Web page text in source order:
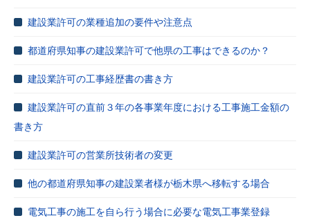
建設業許可の業種追加の要件や注意点
都道府県知事の建設業許可で他県の工事はできるのか？
建設業許可の工事経歴書の書き方
建設業許可の直前３年の各事業年度における工事施工金額の
書き方
建設業許可の営業所技術者の変更
他の都道府県知事の建設業者様が栃木県へ移転する場合
電気工事の施工を自ら行う場合に必要な電気工事業登録